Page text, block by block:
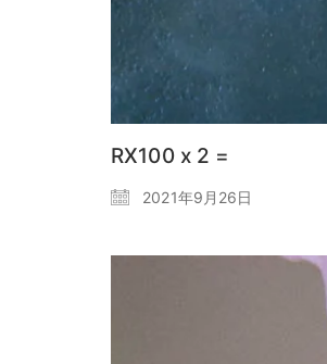
RX100 x 2 =
2021年9月26日